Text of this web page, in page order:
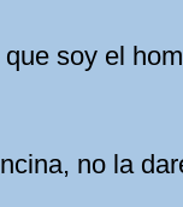
soy el
no la